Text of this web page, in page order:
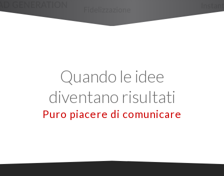
Quando le idee
diventano risultati
Puro piacere di comunicare